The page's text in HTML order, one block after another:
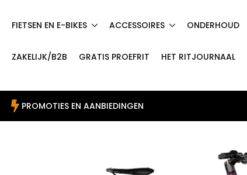
FIETSEN EN E-BIKES ACCESSOIRES ONDERHOUD
ZAKELIJK/B2B GRATIS PROEFRIT HET RITJOURNAAL
PROMOTIES EN AANBIEDINGEN